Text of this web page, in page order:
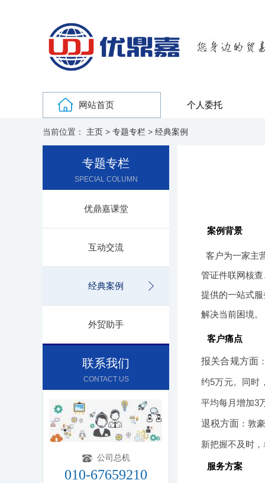
网站首页 个人委托
当前位置： 主页 > 专题专栏 > 经典案例
专题专栏
SPECIAL COLUMN
优鼎嘉课堂
互动交流
经典案例
外贸助手
联系我们
CONTACT US
公司总机
010-67659210
案例背景
客户为一家主
管证件联网核
提供的一站式
解决当前困境。
客户痛点
报关合规方面
约5万元。同时
平均每月增加3
退税方面 ：敦
新把握不及时
服务方案